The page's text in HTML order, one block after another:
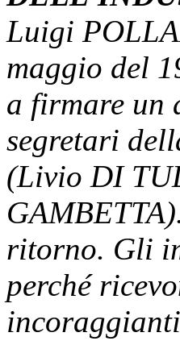
Luigi
maggio del
a firmare un
segretari
(Livio DI
ritorno. Gli
perché